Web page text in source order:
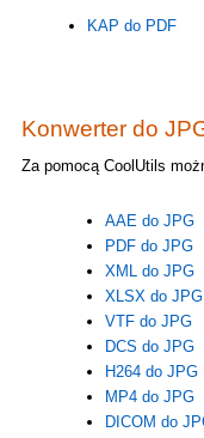
KAP do PDF
Konwerter do
Za pomocą CoolUtils
AAE do JPG
PDF do JPG
XML do JPG
XLSX do JPG
VTF do JPG
DCS do JPG
H264 do JPG
MP4 do JPG
DICOM do